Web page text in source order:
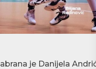
je Danijela